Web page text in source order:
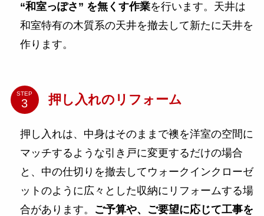
“和室っぽさ” を無くす作業を行います。天井は
和室特有の木質系の天井を撤去して新たに天井を
作ります。
STEP 押し入れのリフォーム
押し入れは、中身はそのままで襖を洋室の空間に
マッチするような引き戸に変更するだけの場合
と、中の仕切りを撤去してウォークインクローゼ
ットのように広々とした収納にリフォームする場
合があります。
ご予算や、ご要望に応じて工事を